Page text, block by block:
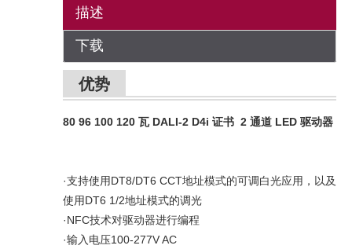
描述
下载
优势
80 96 100 120 瓦 DALI-2 D4i 证书 2 通道 LED 驱动器
·支持使用DT8/DT6 CCT地址模式的可调白光应用，以及
使用DT6 1/2地址模式的调光
·NFC技术对驱动器进行编程
·输入电压100-277V AC